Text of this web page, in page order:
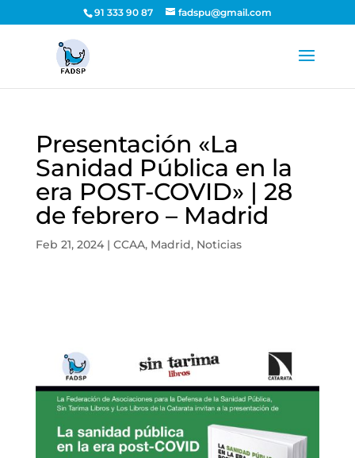
91 333 90 87 fadspu@gmail.com
Presentación «La
Sanidad Pública en la
era POST-COVID» | 28
de febrero – Madrid
Feb 21, 2024| CCAA, Madrid, Noticias